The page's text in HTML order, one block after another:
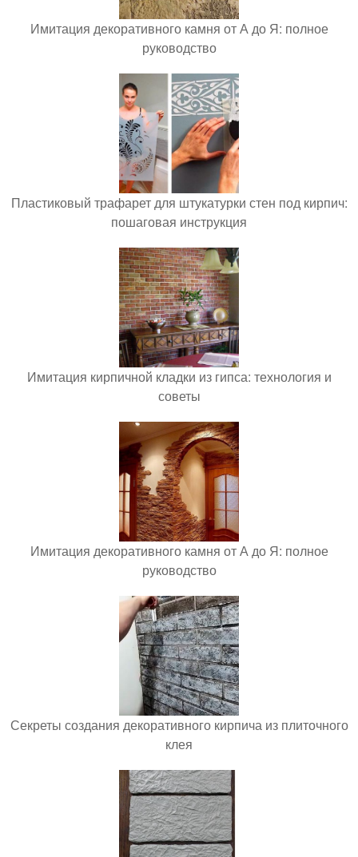
Имитация декоративного камня от А до Я: полное
руководство
Пластиковый трафарет для штукатурки стен под кирпич:
пошаговая инструкция
Имитация кирпичной кладки из гипса: технология и
советы
Имитация декоративного камня от А до Я: полное
руководство
Секреты создания декоративного кирпича из плиточного
клея